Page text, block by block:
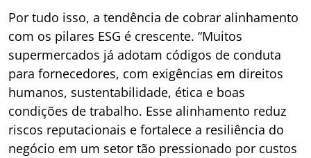
Por tudo isso, a tendência de cobrar alinhamento
com os pilares ESG é crescente. “Muitos
supermercados já adotam códigos de conduta
para fornecedores, com exigências em direitos
humanos, sustentabilidade, ética e boas
condições de trabalho. Esse alinhamento reduz
riscos reputacionais e fortalece a resiliência do
negócio em um setor tão pressionado por custos